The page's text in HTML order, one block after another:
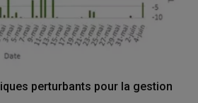
perturbants pour la gestion